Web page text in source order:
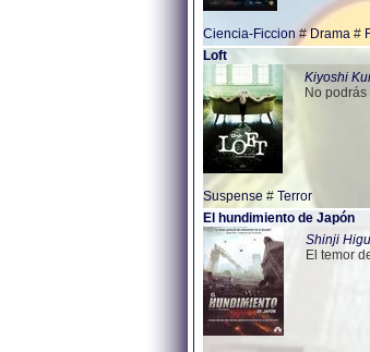
Ciencia-Ficcion#Drama #
Loft
Kiyoshi
No
Suspense # Terror
El hundimiento de Japón
Shinji
El temor